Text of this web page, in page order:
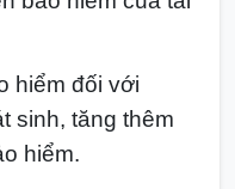
hiểm đối với
sinh, tăng thêm
hiểm.